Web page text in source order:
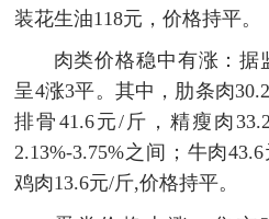
装花生油118元，价格持平。
肉类价格稳中有涨：据
呈4涨3平。其中，肋条肉
排骨41.6元/斤，精瘦肉
2.13%-3.75%之间；牛肉
鸡肉13.6元/斤,价格持平。